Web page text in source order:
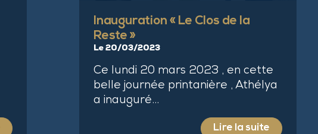
Inauguration « Le Clos de la
Reste »
Le 20/03/2023
Ce lundi 20 mars 2023 , en cette
belle journée printanière , Athélya
a inauguré…
Lire la suite